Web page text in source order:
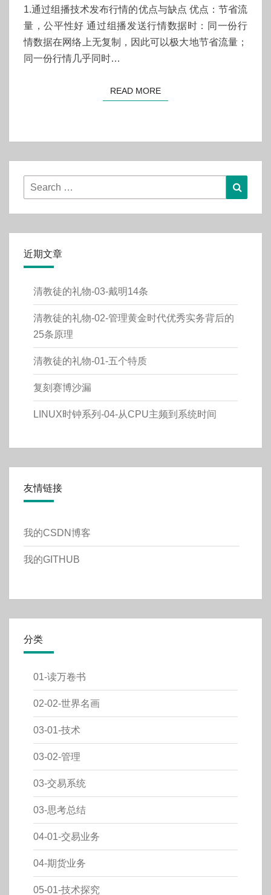
情
方
案
1.通过组播技术发布行情的优点与缺点 优点：节省流
量，公平性好 通过组播发送行情数据时：同一份行
情数据在网络上无复制，因此可以极大地节省流量；
同一份行情几乎同时…
READ MOREREAD MORE
Search
for:
近期文章
清教徒的礼物-03-戴明14条
清教徒的礼物-02-管理黄金时代优秀实务背后的
25条原理
清教徒的礼物-01-五个特质
复刻赛博沙漏
LINUX时钟系列-04-从CPU主频到系统时间
友情链接
我的CSDN博客
我的GITHUB
分类
01-读万卷书
02-02-世界名画
03-01-技术
03-02-管理
03-交易系统
03-思考总结
04-01-交易业务
04-期货业务
05-01-技术探究